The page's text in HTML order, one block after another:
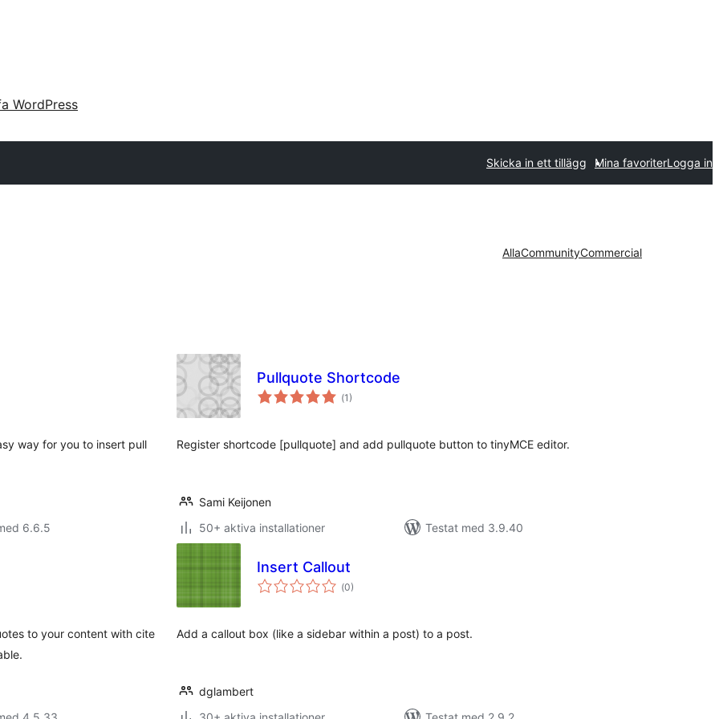
WordPress
Skicka in ett tillägg Mina favoriterLogga in
AllaCommunityCommercial
way for you to insert pull
6.6.5
Pullquote Shortcode
(Totalt
antal
1)
Register shortcode [pullquote] and add pullquote button to tinyMCE editor.
Sami Keijonen
50+ aktiva installationer
Testat med 3.9.40
to your content with cite
Insert Callout
(Totalt
antal
0)
Add a callout box (like a sidebar within a post) to a post.
dglambert